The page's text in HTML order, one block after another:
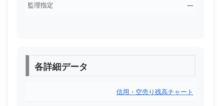
監理指定 ―
各詳細データ
信用・空売り残高チャート